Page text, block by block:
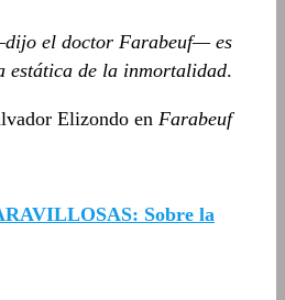
el doctor Farabeuf— es
estática de la inmortalidad.
Elizondo en Farabeuf
Sobre la